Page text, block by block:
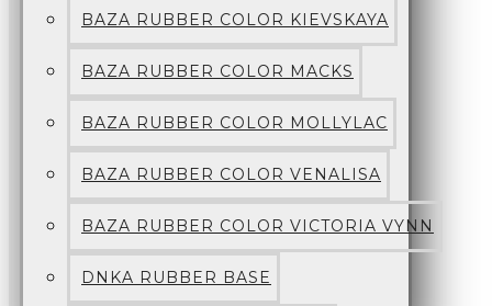
BAZA RUBBER COLOR KIEVSKAYA
BAZA RUBBER COLOR MACKS
BAZA RUBBER COLOR MOLLYLAC
BAZA RUBBER COLOR VENALISA
BAZA RUBBER COLOR VICTORIA VYNN
DNKA RUBBER BASE